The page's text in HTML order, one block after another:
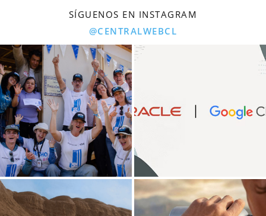
SÍGUENOS EN INSTAGRAM
@CENTRALWEBCL